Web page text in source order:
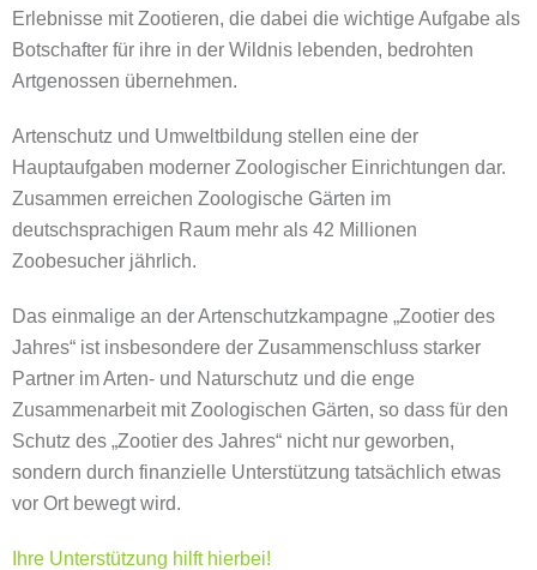
Erlebnisse mit Zootieren, die dabei die wichtige Aufgabe als
Botschafter für ihre in der Wildnis lebenden, bedrohten
Artgenossen übernehmen.
Artenschutz und Umweltbildung stellen eine der
Hauptaufgaben moderner Zoologischer Einrichtungen dar.
Zusammen erreichen Zoologische Gärten im
deutschsprachigen Raum mehr als 42 Millionen
Zoobesucher jährlich.
Das einmalige an der Artenschutzkampagne „Zootier des
Jahres“ ist insbesondere der Zusammenschluss starker
Partner im Arten- und Naturschutz und die enge
Zusammenarbeit mit Zoologischen Gärten, so dass für den
Schutz des „Zootier des Jahres“ nicht nur geworben,
sondern durch finanzielle Unterstützung tatsächlich etwas
vor Ort bewegt wird.
Ihre Unterstützung hilft hierbei!